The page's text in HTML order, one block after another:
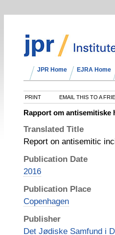
JPR Home EJRA Home
PRINT EMAIL THIS TO A
Rapport om antisemitiske
Translated Title
Report on antisemitic
Publication Date
2016
Publication Place
Copenhagen
Publisher
Det Jødiske Samfund i